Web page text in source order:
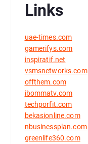
Links
uae-times.com
gamerifys.com
inspiratif.net
vsmsnetworks.com
offthem.com
ibommatv.com
techporfit.com
bekasionline.com
nbusinessplan.com
greenlife360.com